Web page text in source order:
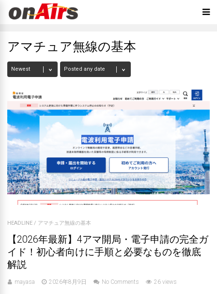
アマチュア無線の基本
HEADLINE / アマチュア無線の基本
【2026年最新】4アマ開局・電子申請の完全ガ
イド！初心者向けに手順と必要なものを徹底
解説
mayasa 2026年8月9日 No Comments 26 views